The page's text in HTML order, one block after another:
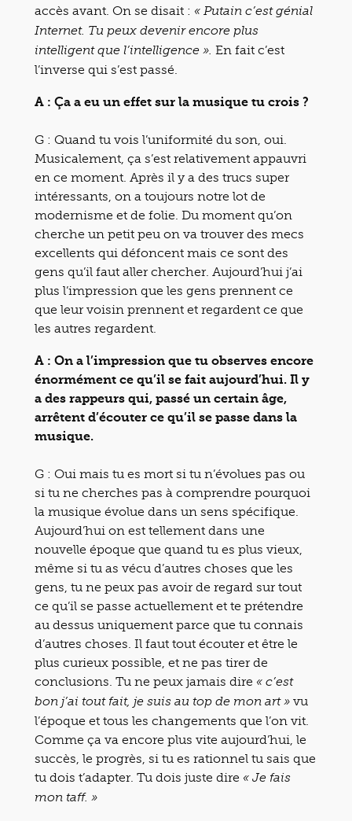
accès avant. On se disait : « Putain c’est génial
Internet. Tu peux devenir encore plus
intelligent que l’intelligence ». En fait c’est
l’inverse qui s’est passé.
A : Ça a eu un effet sur la musique tu crois ?
G : Quand tu vois l’uniformité du son, oui.
Musicalement, ça s’est relativement appauvri
en ce moment. Après il y a des trucs super
intéressants, on a toujours notre lot de
modernisme et de folie. Du moment qu’on
cherche un petit peu on va trouver des mecs
excellents qui défoncent mais ce sont des
gens qu’il faut aller chercher. Aujourd’hui j’ai
plus l’impression que les gens prennent ce
que leur voisin prennent et regardent ce que
les autres regardent.
A : On a l’impression que tu observes encore
énormément ce qu’il se fait aujourd’hui. Il y
a des rappeurs qui, passé un certain âge,
arrêtent d’écouter ce qu’il se passe dans la
musique.
G : Oui mais tu es mort si tu n’évolues pas ou
si tu ne cherches pas à comprendre pourquoi
la musique évolue dans un sens spécifique.
Aujourd’hui on est tellement dans une
nouvelle époque que quand tu es plus vieux,
même si tu as vécu d’autres choses que les
gens, tu ne peux pas avoir de regard sur tout
ce qu’il se passe actuellement et te prétendre
au dessus uniquement parce que tu connais
d’autres choses. Il faut tout écouter et être le
plus curieux possible, et ne pas tirer de
conclusions. Tu ne peux jamais dire « c’est
bon j’ai tout fait, je suis au top de mon art » vu
l’époque et tous les changements que l’on vit.
Comme ça va encore plus vite aujourd’hui, le
succès, le progrès, si tu es rationnel tu sais que
tu dois t’adapter. Tu dois juste dire « Je fais
mon taff. »